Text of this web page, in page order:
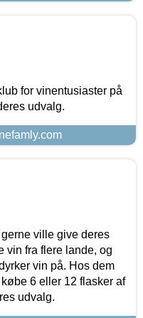
for vinentusiaster på
udvalg.
ville give deres
vin fra flere lande, og
vin på. Hos dem
6 eller 12 flasker af
udvalg.